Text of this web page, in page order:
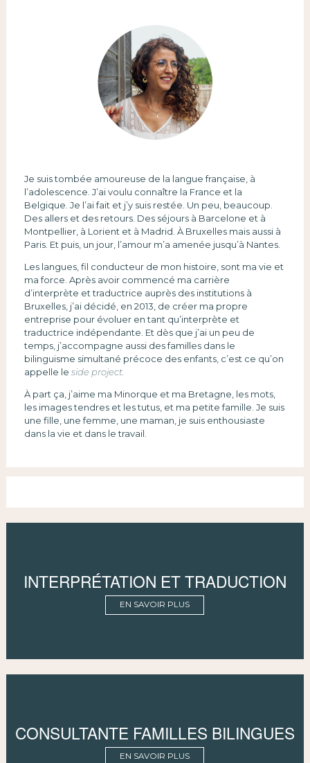
Je suis tombée amoureuse de la langue française, à
l’adolescence. J’ai voulu connaître la France et la
Belgique. Je l’ai fait et j’y suis restée. Un peu, beaucoup.
Des allers et des retours. Des séjours à Barcelone et à
Montpellier, à Lorient et à Madrid. À Bruxelles mais aussi à
Paris. Et puis, un jour, l’amour m’a amenée jusqu’à Nantes.
Les langues, fil conducteur de mon histoire, sont ma vie et
ma force. Après avoir commencé ma carrière
d’interprète et traductrice auprès des institutions à
Bruxelles, j’ai décidé, en 2013, de créer ma propre
entreprise pour évoluer en tant qu’interprète et
traductrice indépendante. Et dès que j’ai un peu de
temps, j’accompagne aussi des familles dans le
bilinguisme simultané précoce des enfants, c’est ce qu’on
appelle le side project.
À part ça, j’aime ma Minorque et ma Bretagne, les mots,
les images tendres et les tutus, et ma petite famille. Je suis
une fille, une femme, une maman, je suis enthousiaste
dans la vie et dans le travail.
INTERPRÉTATION ET TRADUCTION
EN SAVOIR PLUS
CONSULTANTE FAMILLES BILINGUES
EN SAVOIR PLUS